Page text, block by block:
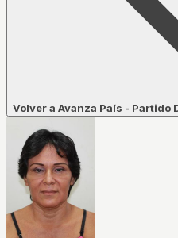
Volver a Avanza País - Partido